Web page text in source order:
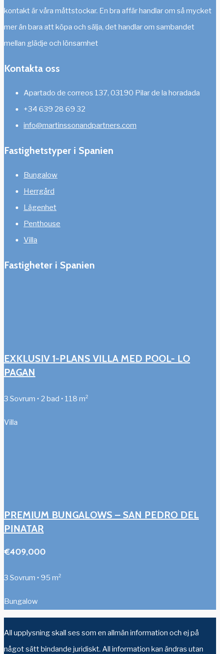
kontakt är våra måttstockar. En bra affär handlar om så mycket
mer än bara att köpa och sälja, det handlar om sambandet
mellan glädje och lönsamhet
Kontakta oss
Apartado de correos 137, 03190 Pilar de la horadada
+34 639 28 69 32
info@martinssonandpartners.com
Fastighetstyper i Spanien
Bungalow
Herrgård
Lägenhet
Penthouse
Villa
Fastigheter i Spanien
EXKLUSIV 1-PLANS VILLA MED POOL- LO
PAGAN
3 Sovrum • 2 bad • 118 m²
Villa
PREMIUM BUNGALOWS – SAN PEDRO DEL
PINATAR
€409,000
3 Sovrum • 95 m²
Bungalow
All upplysning skall ses som en allmän information och ej på
något sätt bindande juridiskt. All information kan ändras utan